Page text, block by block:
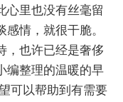
心里也没有丝毫留
情，就很干脆。
，也许已经是奢侈
编整理的温暖的早
可以帮助到有需要